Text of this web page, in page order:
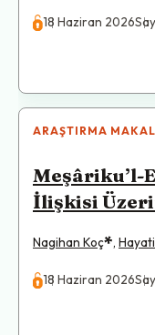
18 Haziran 2026
ARAŞTIRMA
Meşâriku’l-
İlişkisi
Nagihan Koç*,
18 Haziran 2026